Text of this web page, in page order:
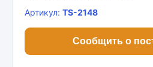
Артикул: TS-2148
Сообщить о